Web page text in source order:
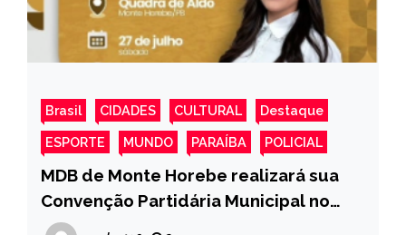
Brasil CIDADES CULTURAL Destaque
ESPORTE MUNDO PARAÍBA POLICIAL
MDB de Monte Horebe realizará sua
Convenção Partidária Municipal no
próximo sábado, dia 27, com início